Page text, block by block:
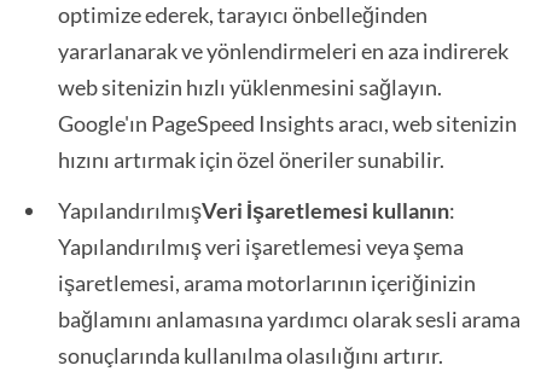
optimize ederek, tarayıcı önbelleğinden
yararlanarak ve yönlendirmeleri en aza indirerek
web sitenizin hızlı yüklenmesini sağlayın.
Google'ın PageSpeed Insights aracı, web sitenizin
hızını artırmak için özel öneriler sunabilir.
YapılandırılmışVeri İşaretlemesi kullanın:
Yapılandırılmış veri işaretlemesi veya şema
işaretlemesi, arama motorlarının içeriğinizin
bağlamını anlamasına yardımcı olarak sesli arama
sonuçlarında kullanılma olasılığını artırır.